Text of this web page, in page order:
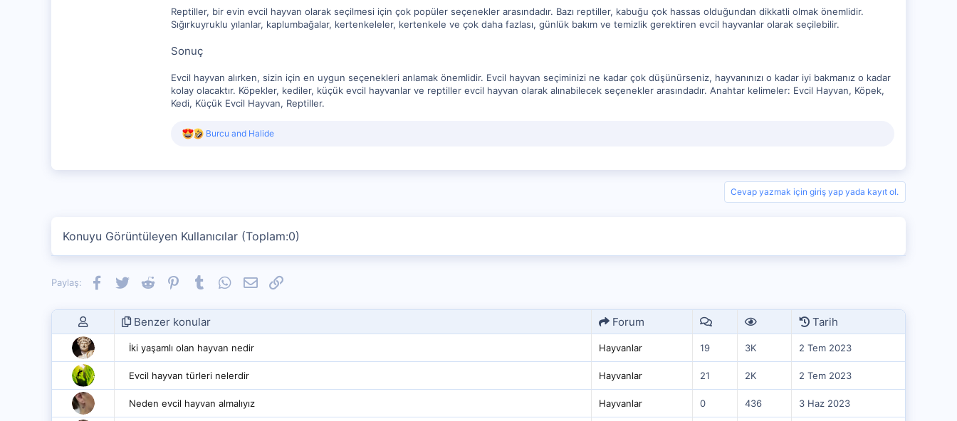
Reptiller, bir evin evcil hayvan olarak seçilmesi için çok popüler seçenekler arasındadır. Bazı reptiller, kabuğu çok hassas olduğundan dikkatli olmak önemlidir.
Sığırkuyruklu yılanlar, kaplumbağalar, kertenkeleler, kertenkele ve çok daha fazlası, günlük bakım ve temizlik gerektiren evcil hayvanlar olarak seçilebilir.
Sonuç
Evcil hayvan alırken, sizin için en uygun seçenekleri anlamak önemlidir. Evcil hayvan seçiminizi ne kadar çok düşünürseniz, hayvanınızı o kadar iyi bakmanız o kadar
kolay olacaktır. Köpekler, kediler, küçük evcil hayvanlar ve reptiller evcil hayvan olarak alınabilecek seçenekler arasındadır. Anahtar kelimeler: Evcil Hayvan, Köpek,
Kedi, Küçük Evcil Hayvan, Reptiller.
R
:
Burcu and Halide
Cevap yazmak için giriş yap yada kayıt ol.
Konuyu Görüntüleyen Kullanıcılar (Toplam:0)
Paylaş: Facebook
TwitterReddit PinterestTumblrWhatsApp
E-postaLink
Benzer konular Forum Tarih
İki yaşamlı olan hayvan nedir Hayvanlar 19 3K 2 Tem 2023
Evcil hayvan türleri nelerdir Hayvanlar 21 2K 2 Tem 2023
Neden evcil hayvan almalıyız Hayvanlar 0 436 3 Haz 2023